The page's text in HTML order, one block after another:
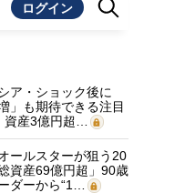
ログイン
ア・ショック後に
」も期待できる注目
資産3億円超…
ールスターが狙う20
資産69億円超」90歳
ダーから“1…